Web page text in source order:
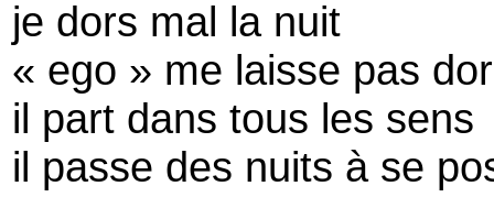
je dors mal la nuit
« ego » me laisse pas
il part dans tous les sens
il passe des nuits à se